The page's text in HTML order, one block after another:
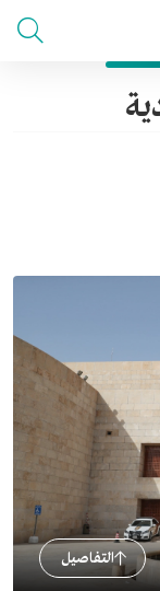
التفاصيل